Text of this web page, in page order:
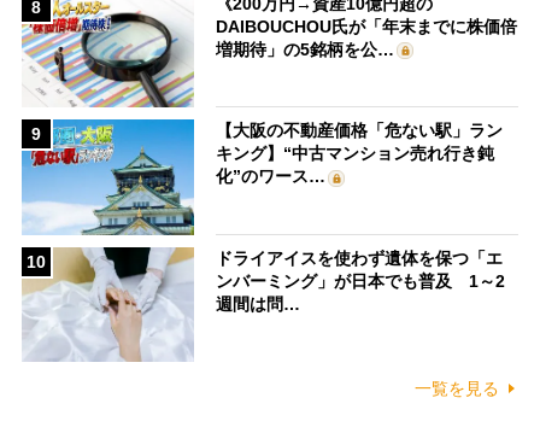
8
DAIBOUCHOU氏が「年末までに株価倍
増期待」の5銘柄を公…
9
【大阪の不動産価格「危ない駅」ラン
キング】“中古マンション売れ行き鈍
化”のワース…
10
ドライアイスを使わず遺体を保つ「エ
ンバーミング」が日本でも普及 1～2
週間は問…
一覧を見る